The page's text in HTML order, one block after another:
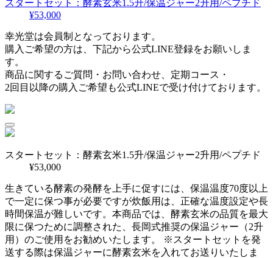
スタートセット：酵素玄米1.5升/保温ジャー2升用/ペプチド
¥53,000
幸光堂は会員制となっております。
購入ご希望の方は、下記から公式LINE登録をお願いしま
す。
商品に関するご質問・お問い合わせ、定期コース・
2回目以降の購入ご希望も公式LINEで受け付けております。
スタートセット：酵素玄米1.5升/保温ジャー2升用/ペプチド
¥53,000
生きている酵素の発酵を上手に促すには、保温温度70度以上
で一定に保つ事が必要ですが炊飯用は、正確な温度設定や長
時間保温が難しいです。本商品では、酵素玄米の品質を最大
限に保つために調整された、長岡式推奨の保温ジャー（2升
用）のご使用をお勧めいたします。
※スタートセットを発
送する際は保温ジャーに酵素玄米を入れてお送りいたしま